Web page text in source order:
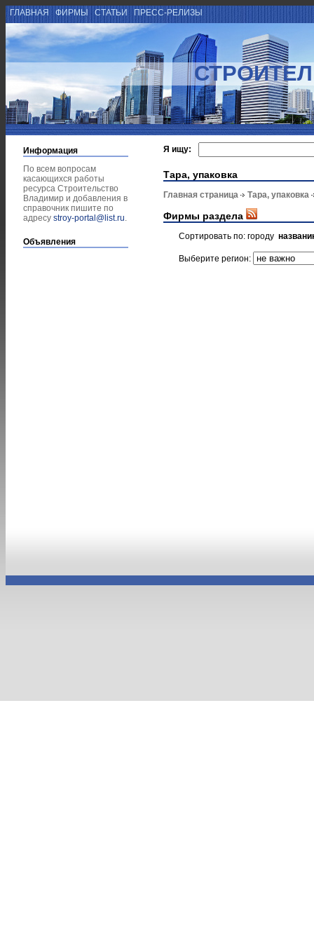
ГЛАВНАЯ ФИРМЫ СТАТЬИ ПРЕСС-РЕЛИЗЫ
Информация
По всем вопросам
касающихся работы
ресурса Строительство
Владимир и добавления в
справочник пишите по
адресу stroy-portal@list.ru.
Объявления
Я ищу:
Тара, упаковка
Главная страница Тара, упаковка
Фирмы раздела
Сортировать по: городу
Выберите регион: